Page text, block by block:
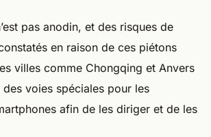
pas anodin, et des risques de
en raison de ces piétons
villes comme Chongqing et Anvers
voies spéciales pour les
afin de les diriger et de les